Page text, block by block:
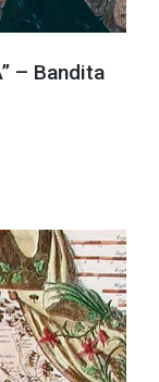
– Bandita